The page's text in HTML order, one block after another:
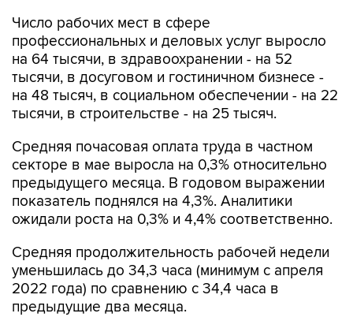
Число рабочих мест в сфере
профессиональных и деловых услуг выросло
на 64 тысячи, в здравоохранении - на 52
тысячи, в досуговом и гостиничном бизнесе -
на 48 тысяч, в социальном обеспечении - на 22
тысячи, в строительстве - на 25 тысяч.
Средняя почасовая оплата труда в частном
секторе в мае выросла на 0,3% относительно
предыдущего месяца. В годовом выражении
показатель поднялся на 4,3%. Аналитики
ожидали роста на 0,3% и 4,4% соответственно.
Средняя продолжительность рабочей недели
уменьшилась до 34,3 часа (минимум с апреля
2022 года) по сравнению с 34,4 часа в
предыдущие два месяца.